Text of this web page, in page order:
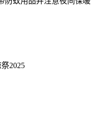
2025